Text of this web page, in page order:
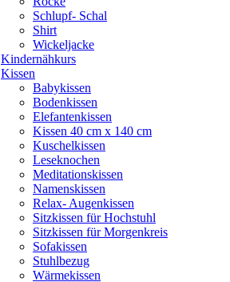
Schlupf- Schal
Shirt
Wickeljacke
Kindernähkurs
Kissen
Babykissen
Bodenkissen
Elefantenkissen
Kissen 40 cm x 140 cm
Kuschelkissen
Leseknochen
Meditationskissen
Namenskissen
Relax- Augenkissen
Sitzkissen für Hochstuhl
Sitzkissen für Morgenkreis
Sofakissen
Stuhlbezug
Wärmekissen